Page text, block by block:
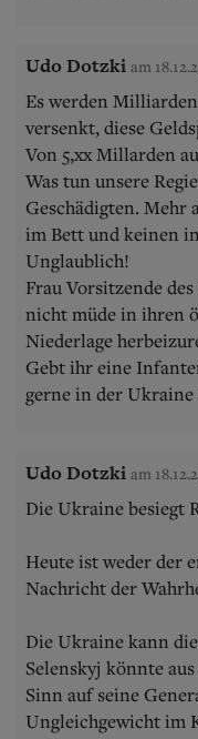
Udo Dotzki am
Es werden
versenkt, diese
Von 5,xx Millarden
Was tun unsere
Geschädigten.
im Bett und keinen
Unglaublich!
Frau Vorsitzende
nicht müde in ihren
Niederlage
Gebt ihr eine
gerne in der Ukraine
Udo Dotzki am
Die Ukraine besiegt
Heute ist weder der
Nachricht der
Die Ukraine kann
Selenskyj könnte
Sinn auf seine
Ungleichgewicht im